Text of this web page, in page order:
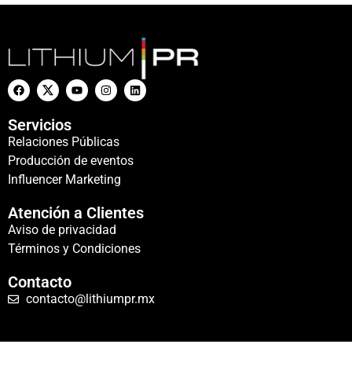
Servicios
Relaciones Públicas
Producción de eventos
Influencer Marketing
Atención a Clientes
Aviso de privacidad
Términos y Condiciones
Contacto
contacto@lithiumpr.mx